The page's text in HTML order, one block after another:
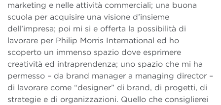
marketing e nelle attività commerciali; una buona
scuola per acquisire una visione d’insieme
dell’impresa; poi mi si e offerta la possibilità di
lavorare per Philip Morris International ed ho
scoperto un immenso spazio dove esprimere
creatività ed intraprendenza; uno spazio che mi ha
permesso – da brand manager a managing director –
di lavorare come “designer” di brand, di progetti, di
strategie e di organizzazioni. Quello che consiglierei